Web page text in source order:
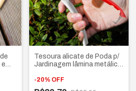
Tesoura alicate de Poda p/
Jardinagem lâmina metálica
plantas
-20% OFF